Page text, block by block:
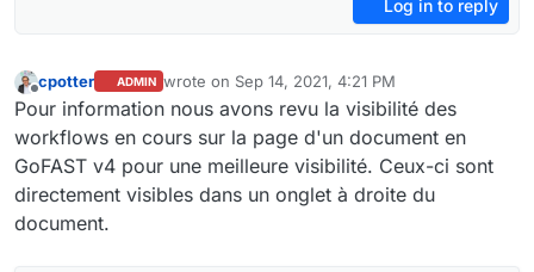
Log in to reply
Offline
cpotter ADMIN wrote on Sep 14, 2021, 4:21 PM
last edited by
Pour information nous avons revu la visibilité des
workflows en cours sur la page d'un document en
GoFAST v4 pour une meilleure visibilité. Ceux-ci sont
directement visibles dans un onglet à droite du
document.